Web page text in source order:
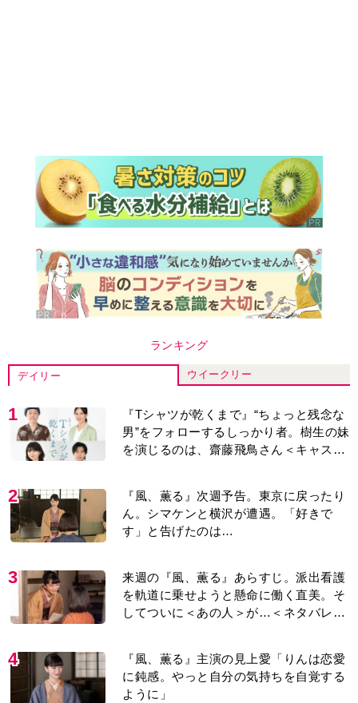
『風、薫る』次週予告。東京に戻ったり
ん。シマケンと横沢が遭遇。「好きで
す」と告げたのは…
来週の『風、薫る』あらすじ。派出看護
を軌道に乗せようと懸命に働く直美。そ
してついに＜あの人＞が…＜ネタバレあ
り＞
『風、薫る』主演の見上愛「りんは恋愛
5
演歌歌手・市川由紀乃「更年期かと思っ
たら〈卵巣がん〉だった。９ヵ月の闘病
を経て復帰。若くして逝った兄の手紙を
6
井上祐貴「選択できるなら大変なほうを
選ぶ。いつかは大河の主演に」『風、薫
る』では横沢役
7
『風、薫る』見上愛「りんの心が病気に
なっていく演技が難しくて。看護は想像
以上に心を使う仕事」
8
井上祐貴『風、薫る』ではクセ強の記
者・横沢役「陽気なイタリア人のように
と言われて」